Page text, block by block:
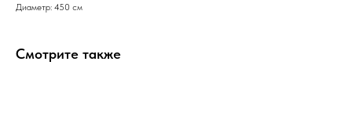
Диаметр: 450 см
Смотрите также